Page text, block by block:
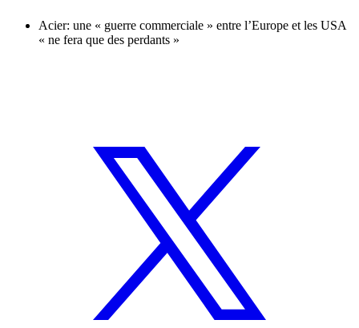
Acier: une « guerre commerciale » entre l’Europe et les USA
« ne fera que des perdants »